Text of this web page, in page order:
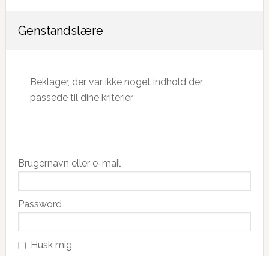
Genstandslære
Beklager, der var ikke noget indhold der
passede til dine kriterier
Primær
Sidebar
Brugernavn eller e-mail
Password
Husk mig